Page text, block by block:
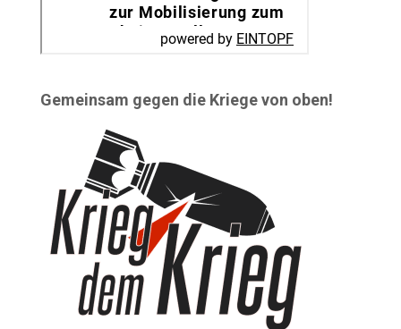
Gemeinsam gegen die Kriege von oben!